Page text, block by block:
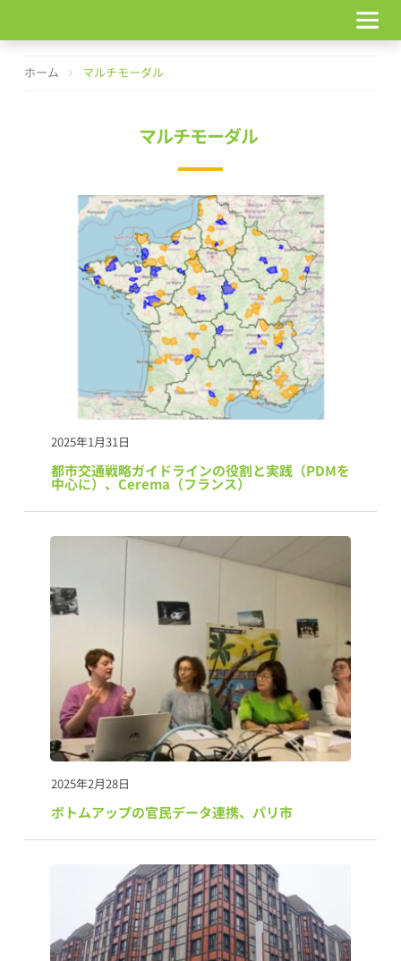
テ
ホーム マルチモーダル
マルチモーダル
2025年1月31日
都市交通戦略ガイドラインの役割と実践（PDMを
中心に）、Cerema（フランス）
2025年2月28日
ボトムアップの官民データ連携、パリ市